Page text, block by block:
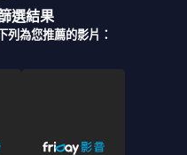
選結果
列為您推薦的影片：